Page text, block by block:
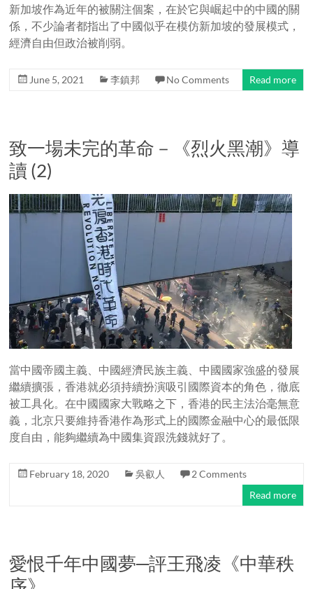
新加坡作為近年的被關注個案，在於它與崛起中的中國的關
係，不少論者都指出了中國似乎在模仿新加坡的發展模式，
經濟自由但政治被削弱。
June 5, 2021 李鎮邦 No Comments Read more
致一場未完的革命－《烈火黑潮》導
讀 (2)
當中國帝國主義、中國經濟民族主義、中國國家強盛的發展
繼續擴張，香港就必須持續扮演吸引國際資本的角色，徹底
被工具化。在中國國家大戰略之下，香港的民主法治毫無意
義，北京只要維持香港作為形式上的國際金融中心的最低限
度自由，能夠繼續為中國集資跟洗錢就好了。
February 18, 2020 吳叡人
2 Comments
Read more
愛恨千年中國夢─評王飛凌《中華秩